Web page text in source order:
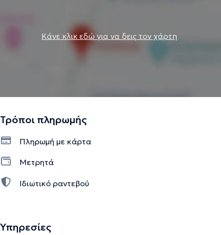
Κάνε κλικ εδώ για να δεις τον χάρτη
Τρόποι πληρωμής
Πληρωμή με κάρτα
Μετρητά
Ιδιωτικό ραντεβού
Υπηρεσίες